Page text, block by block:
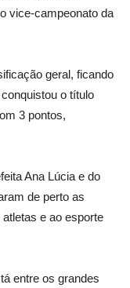
vice-campeonato da
geral, ficando
o título
3 pontos,
Ana Lúcia e do
de perto as
e ao esporte
entre os grandes